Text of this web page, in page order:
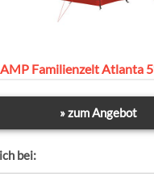
Familienzelt Atlanta
» zum Angebot
bei: